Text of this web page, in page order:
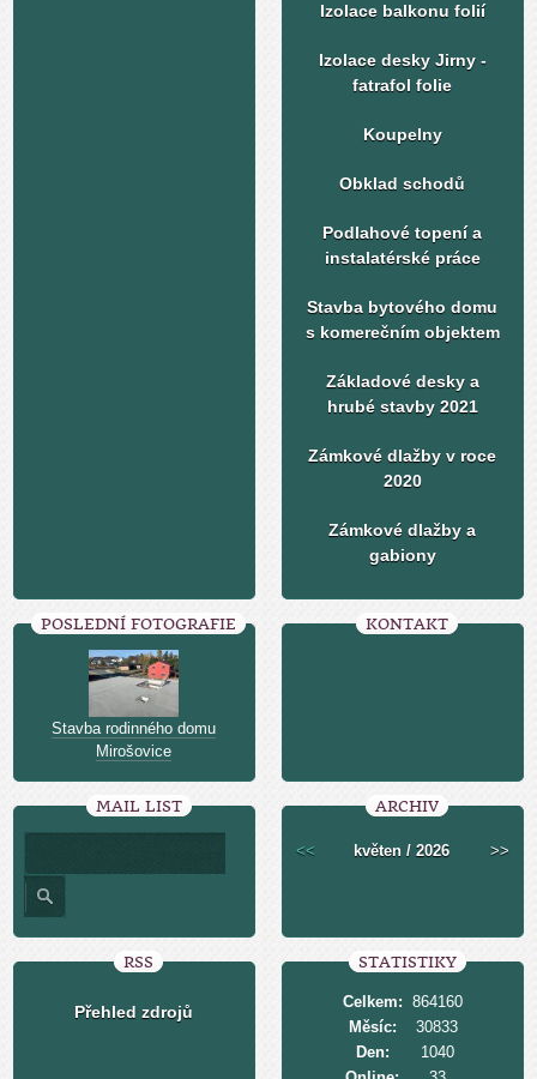
Izolace balkonu folií
Izolace desky Jirny -
fatrafol folie
Koupelny
Obklad schodů
Podlahové topení a
instalatérské práce
Stavba bytového domu
s komerečním objektem
Základové desky a
hrubé stavby 2021
Zámkové dlažby v roce
2020
Zámkové dlažby a
gabiony
POSLEDNÍ FOTOGRAFIE
Stavba rodinného domu
Mirošovice
KONTAKT
MAIL LIST ARCHIV
<< květen / 2026 >>
RSS
Přehled zdrojů
STATISTIKY
Celkem: 864160
Měsíc:
30833
Den:
1040